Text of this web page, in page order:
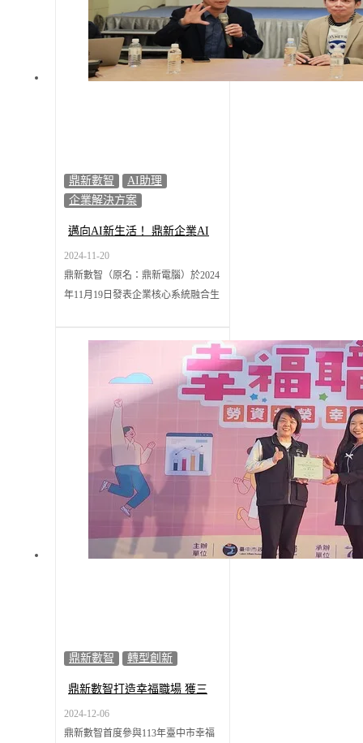
鼎新數智
AI助理
企業解決方案
邁向AI新生活！ 鼎新企業AI
助理亮相 實現智慧工作
2024-11-20
鼎新數智（原名：鼎新電腦）於2024
年11月19日發表企業核心系統融合生
生單助理、設備助理、數智助理、決
策助理，以及發展至企業ERP等系統
內超過15種AI助手應用，全面助力企
業升級營運管理模式。並舉辦
「ERP+AI新動能跨越時代新助力」
活動攜手生態夥伴所羅門、客戶旭東
機械，分享AI技術發展前瞻觀點，探
索企業如何在運營中充分發揮AI潛
力，推動智慧化轉型，實現智慧工
鼎新數智 轉型創新
鼎新數智打造幸福職場 獲三
星獎肯定
2024-12-06
鼎新數智首度參與113年臺中市幸福